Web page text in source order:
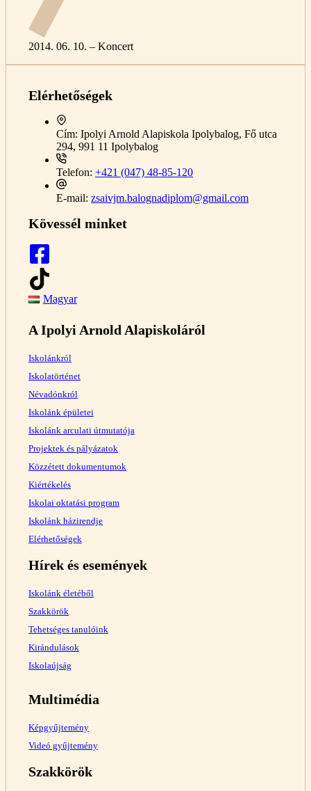
2014. 06. 10. – Koncert
Elérhetőségek
Cím: Ipolyi Arnold Alapiskola Ipolybalog, Fő utca
294, 991 11 Ipolybalog
Telefon: +421 (047) 48-85-120
E-mail: zsaivjm.balognadiplom@gmail.com
Kövessél minket
Magyar
A Ipolyi Arnold Alapiskoláról
Iskolánkról
Iskolatörténet
Névadónkról
Iskolánk épületei
Iskolánk arculati útmutatója
Projektek és pályázatok
Közzétett dokumentumok
Kiértékelés
Iskolai oktatási program
Iskolánk házirendje
Elérhetőségek
Hírek és események
Iskolánk életéből
Szakkörök
Tehetséges tanulóink
Kirándulások
Iskolaújság
Multimédia
Képgyűjtemény
Videó gyűjtemény
Szakkörök